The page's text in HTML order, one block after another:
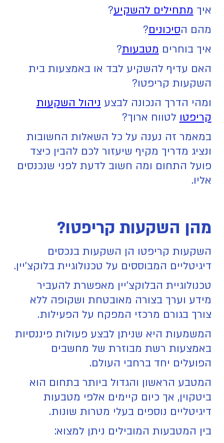
איך מתחילים להשקיע?
מהם הסיכונים?
איך בוחרים מטבעות?
האם עדיף להשקיע לבד או באמצעות בית
השקעות קריפטו?
ומהי הדרך הנכונה לבצע ניהול השקעות
קריפטו לטווח ארוך?
במאמר זה נענה על כל השאלות החשובות
ונציג מדריך מקיף שיעזור לכם להבין כיצד
פועל התחום ומה חשוב לדעת לפני שנכנסים
אליו.
מהן השקעות קריפטו?
השקעות קריפטו הן השקעות בנכסים
דיגיטליים המבוססים על טכנולוגיית בלוקצ'יין.
טכנולוגיית הבלוקצ'יין מאפשרת להעביר
מידע וערך בצורה מאובטחת ושקופה ללא
צורך בגורם מרכזי המפקח על הפעילות.
המשמעות היא שניתן לבצע פעולות פיננסיות
באמצעות רשת מבוזרת של מחשבים
הפועלים יחד ברחבי העולם.
המטבע הראשון והגדול ביותר בתחום הוא
ביטקוין, אך כיום קיימים אלפי מטבעות
דיגיטליים נוספים בעלי מטרות שונות.
בין המטבעות המובילים ניתן למצוא: